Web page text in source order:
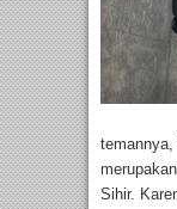
temannya,
Sihir.